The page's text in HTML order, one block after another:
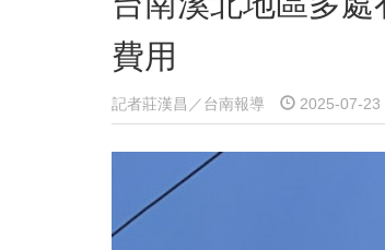
費用
記者莊漢昌／台南報導 2025-07-23